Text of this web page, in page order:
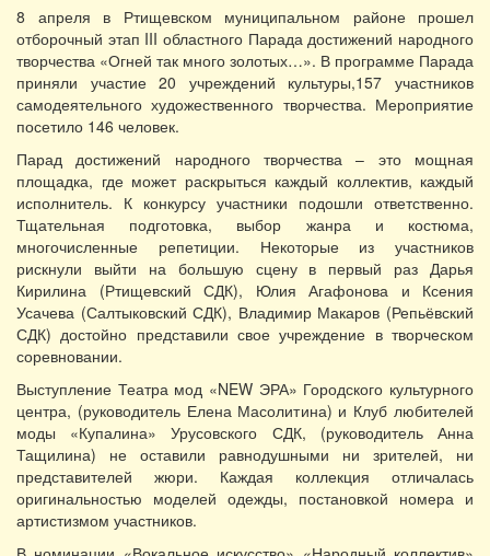
8 апреля в Ртищевском муниципальном районе прошел
отборочный этап III областного Парада достижений народного
творчества «Огней так много золотых…». В программе Парада
приняли участие 20 учреждений культуры,157 участников
самодеятельного художественного творчества. Мероприятие
посетило 146 человек.
Парад достижений народного творчества – это мощная
площадка, где может раскрыться каждый коллектив, каждый
исполнитель. К конкурсу участники подошли ответственно.
Тщательная подготовка, выбор жанра и костюма,
многочисленные репетиции. Некоторые из участников
рискнули выйти на большую сцену в первый раз Дарья
Кирилина (Ртищевский СДК), Юлия Агафонова и Ксения
Усачева (Салтыковский СДК), Владимир Макаров (Репьёвский
СДК) достойно представили свое учреждение в творческом
соревновании.
Выступление Театра мод «NEW ЭРА» Городского культурного
центра, (руководитель Елена Масолитина) и Клуб любителей
моды «Купалина» Урусовского СДК, (руководитель Анна
Тащилина) не оставили равнодушными ни зрителей, ни
представителей жюри. Каждая коллекция отличалась
оригинальностью моделей одежды, постановкой номера и
артистизмом участников.